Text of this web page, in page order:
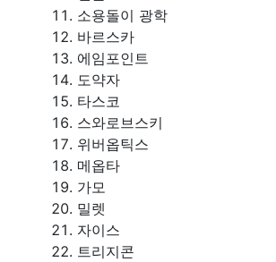
소용돌이 광학
바르스카
에임포인트
도약자
타스코
스와로브스키
위버옵틱스
메옵타
가모
밀렛
자이스
트리지콘